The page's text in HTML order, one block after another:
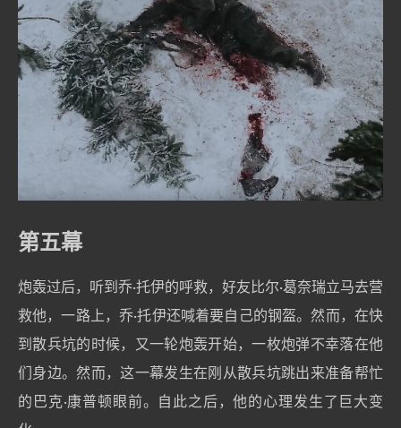
第五幕
炮轰过后，听到乔·托伊的呼救，好友比尔·葛奈瑞立马去营
救他，一路上，乔·托伊还喊着要自己的钢盔。然而，在快
到散兵坑的时候，又一轮炮轰开始，一枚炮弹不幸落在他
们身边。然而，这一幕发生在刚从散兵坑跳出来准备帮忙
的巴克·康普顿眼前。自此之后，他的心理发生了巨大变